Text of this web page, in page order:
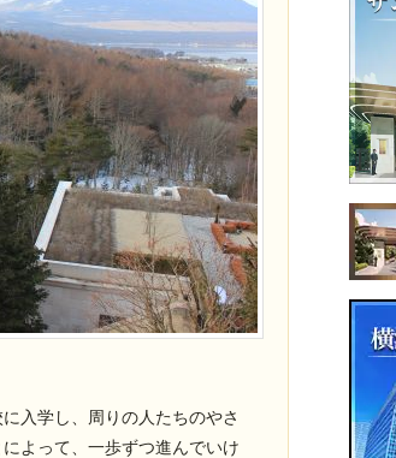
入学し、周りの人たちのやさ
よって、一歩ずつ進んでいけ